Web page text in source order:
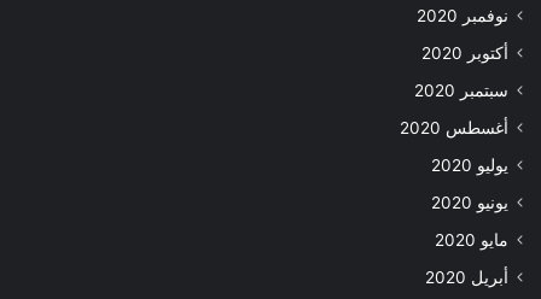
نوفمبر 2020
أكتوبر 2020
سبتمبر 2020
أغسطس 2020
يوليو 2020
يونيو 2020
مايو 2020
أبريل 2020